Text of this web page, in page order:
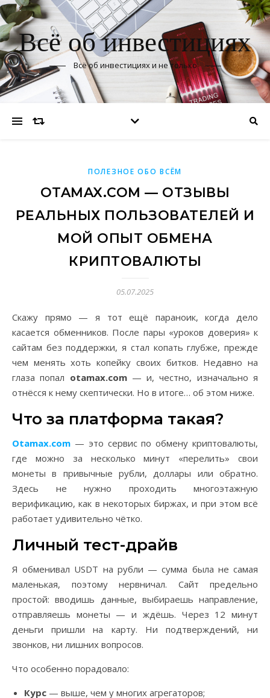
Всё об инвестициях
Всё об инвестициях и не только
ПОЛЕЗНОЕ ОБО ВСЁМ
OTAMAX.COM — ОТЗЫВЫ
РЕАЛЬНЫХ ПОЛЬЗОВАТЕЛЕЙ И
МОЙ ОПЫТ ОБМЕНА
КРИПТОВАЛЮТЫ
05.07.2025
Скажу прямо — я тот ещё параноик, когда дело
касается обменников. После пары «уроков доверия» к
сайтам без поддержки, я стал копать глубже, прежде
чем менять хоть копейку своих битков. Недавно на
глаза попал otamax.com— и, честно, изначально я
отнёсся к нему скептически. Но в итоге… об этом ниже.
Что за платформа такая?
Otamax.com — это сервис по обмену криптовалюты,
где можно за несколько минут «перелить» свои
монеты в привычные рубли, доллары или обратно.
Здесь не нужно проходить многоэтажную
верификацию, как в некоторых биржах, и при этом всё
работает удивительно чётко.
Личный тест-драйв
Я обменивал USDT на рубли — сумма была не самая
маленькая, поэтому нервничал. Сайт предельно
простой: вводишь данные, выбираешь направление,
отправляешь монеты — и ждёшь. Через 12 минут
деньги пришли на карту. Ни подтверждений, ни
звонков, ни лишних вопросов.
Что особенно порадовало:
Курс — выше, чем у многих агрегаторов;